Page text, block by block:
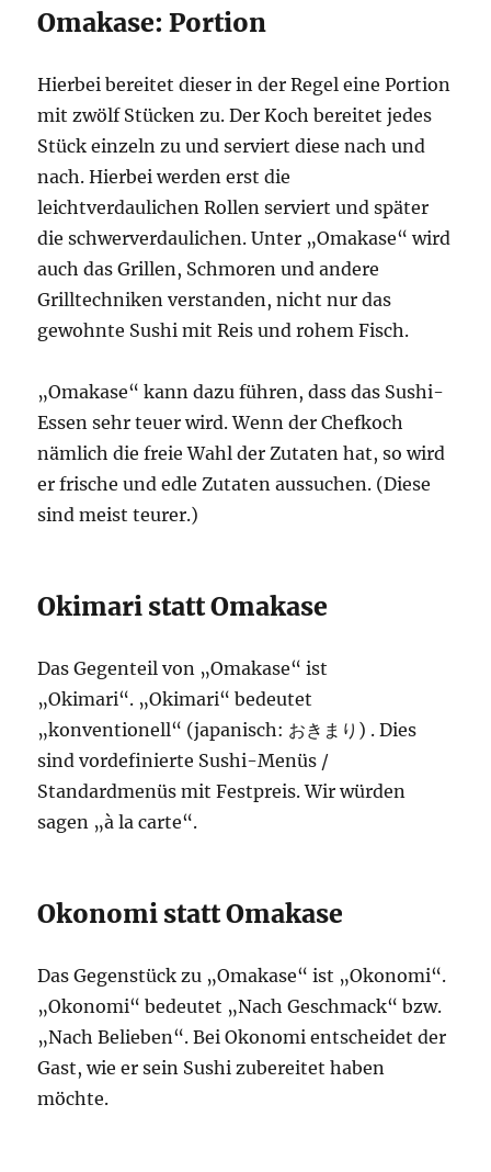
Omakase: Portion
Hierbei bereitet dieser in der Regel eine Portion
mit zwölf Stücken zu. Der Koch bereitet jedes
Stück einzeln zu und serviert diese nach und
nach. Hierbei werden erst die
leichtverdaulichen Rollen serviert und später
die schwerverdaulichen. Unter „Omakase“ wird
auch das Grillen, Schmoren und andere
Grilltechniken verstanden, nicht nur das
gewohnte Sushi mit Reis und rohem Fisch.
„Omakase“ kann dazu führen, dass das Sushi-
Essen sehr teuer wird. Wenn der Chefkoch
nämlich die freie Wahl der Zutaten hat, so wird
er frische und edle Zutaten aussuchen. (Diese
sind meist teurer.)
Okimari statt Omakase
Das Gegenteil von „Omakase“ ist
„Okimari“. „Okimari“ bedeutet
„konventionell“ (japanisch: おきまり) . Dies
sind vordefinierte Sushi-Menüs /
Standardmenüs mit Festpreis. Wir würden
sagen „à la carte“.
Okonomi statt Omakase
Das Gegenstück zu „Omakase“ ist „Okonomi“.
„Okonomi“ bedeutet „Nach Geschmack“ bzw.
„Nach Belieben“. Bei Okonomi entscheidet der
Gast, wie er sein Sushi zubereitet haben
möchte.